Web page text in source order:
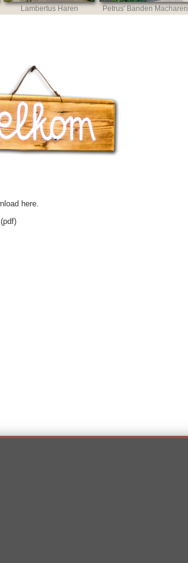
Lambertus Haren Petrus' Banden Macharen
here.